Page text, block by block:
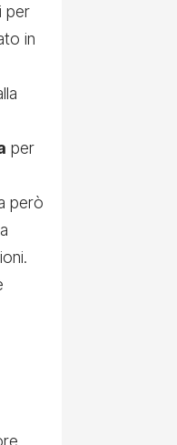
per
in
per
però